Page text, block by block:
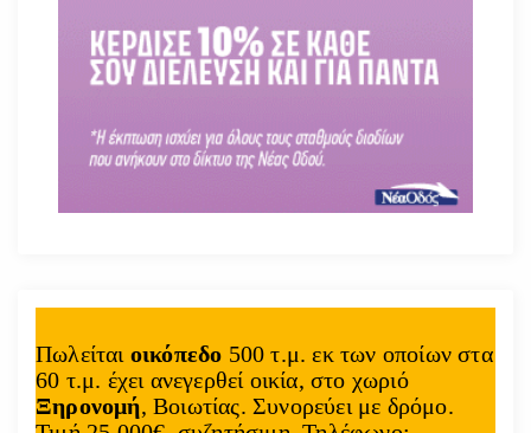
Πωλείται οικόπεδο 500 τ.μ. εκ των οποίων στα
60 τ.μ. έχει ανεγερθεί οικία, στο χωριό
Ξηρονομή, Βοιωτίας. Συνορεύει με δρόμο.